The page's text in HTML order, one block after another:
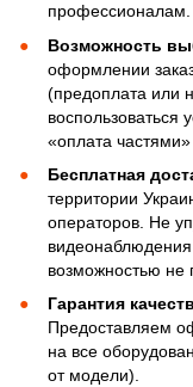
профессионалам.
Возможность
оформлении
(предоплата или
воспользоваться
«оплата
Бесплатная
территории
операторов. Не
возможностью не
Гарантия
Предоставляем
на все
от модели).